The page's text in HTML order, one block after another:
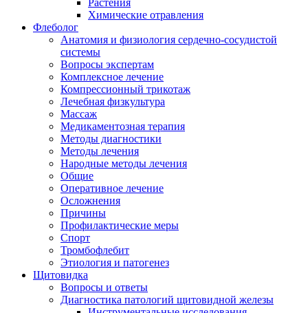
Растения
Химические отравления
Флеболог
Анатомия и физиология сердечно-сосудистой
системы
Вопросы экспертам
Комплексное лечение
Компрессионный трикотаж
Лечебная физкультура
Массаж
Медикаментозная терапия
Методы диагностики
Методы лечения
Народные методы лечения
Общие
Оперативное лечение
Осложнения
Причины
Профилактические меры
Спорт
Тромбофлебит
Этиология и патогенез
Щитовидка
Вопросы и ответы
Диагностика патологий щитовидной железы